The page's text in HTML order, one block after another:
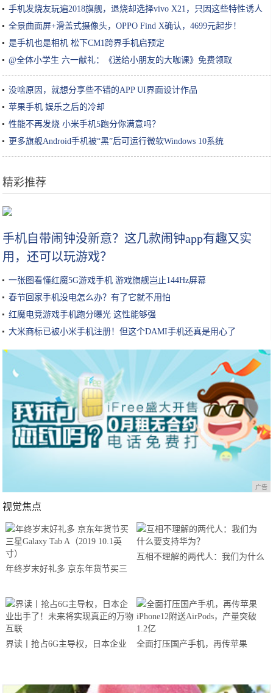
手机发烧友玩遍2018旗舰，退烧却选择vivo X21，只因这些特性诱人
全景曲面屏+滑盖式摄像头，OPPO Find X确认，4699元起步！
是手机也是相机 松下CM1跨界手机启预定
@全体小学生 六一献礼：《送给小朋友的大咖课》免费领取
没啥原因，就想分享些不错的APP UI界面设计作品
苹果手机 娱乐之后的冷却
性能不再发烧 小米手机5跑分你满意吗？
更多旗舰Android手机被“黑”后可运行微软Windows 10系统
精彩推荐
上了妆像素颜一样！精选6款人气「气垫」给你清透、无瑕疵的妆感
手机自带闹钟没新意？这几款闹钟app有趣又实
用，还可以玩游戏？
一张图看懂红魔5G游戏手机 游戏旗舰岂止144Hz屏幕
春节回家手机没电怎么办？有了它就不用怕
红魔电竞游戏手机跑分曝光 这性能够强
大米商标已被小米手机注册！但这个DAMI手机还真是用心了
广告
视觉焦点
年终岁末好礼多 京东年货节买三
互相不理解的两代人：我们为什么
界读丨抢占6G主导权，日本企业
全面打压国产手机，再传苹果